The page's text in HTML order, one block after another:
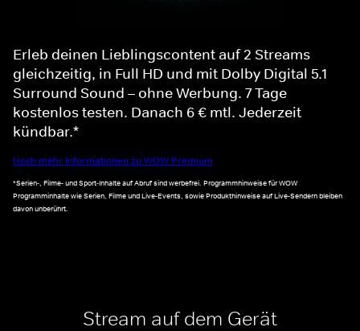
Erleb deinen Lieblingscontent auf 2 Streams
gleichzeitig, in Full HD und mit Dolby Digital 5.1
Surround Sound – ohne Werbung. 7 Tage
kostenlos testen. Danach 6 € mtl. Jederzeit
kündbar.*
Noch mehr Informationen zu WOW Premium
*Serien-, Filme- und Sport-Inhalte auf Abruf sind werbefrei. Programmhinweise für WOW
Programminhalte wie Serien, Filme und Live-Events, sowie Produkthinweise auf Live-Sendern bleiben
davon unberührt.
Stream auf dem Gerät